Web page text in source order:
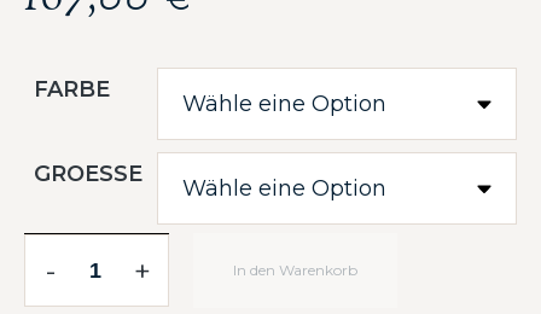
FARBE
GROESSE
- + In den Warenkorb